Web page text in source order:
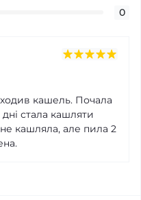
0
кашель. Почала
стала кашляти
кашляла, але пила 2